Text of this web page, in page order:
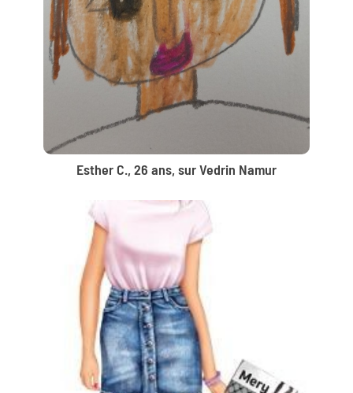
Esther C., 26 ans, sur Vedrin Namur